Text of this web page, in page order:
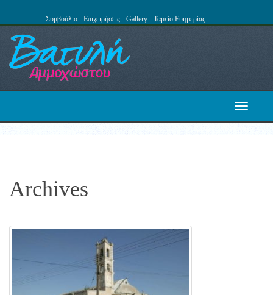
Συμβούλιο Επιχειρήσεις Gallery Ταμείο Ευημερίας
Toggle
Archives